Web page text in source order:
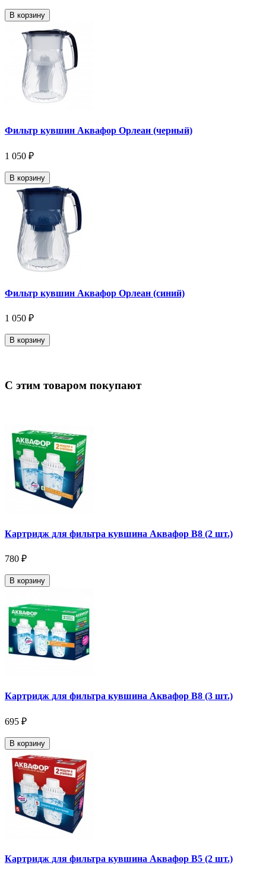
В корзину
Фильтр кувшин Аквафор Орлеан (черный)
1 050 ₽
В корзину
Фильтр кувшин Аквафор Орлеан (синий)
1 050 ₽
В корзину
С этим товаром покупают
Картридж для фильтра кувшина Аквафор В8 (2 шт.)
780 ₽
В корзину
Картридж для фильтра кувшина Аквафор В8 (3 шт.)
695 ₽
В корзину
Картридж для фильтра кувшина Аквафор В5 (2 шт.)